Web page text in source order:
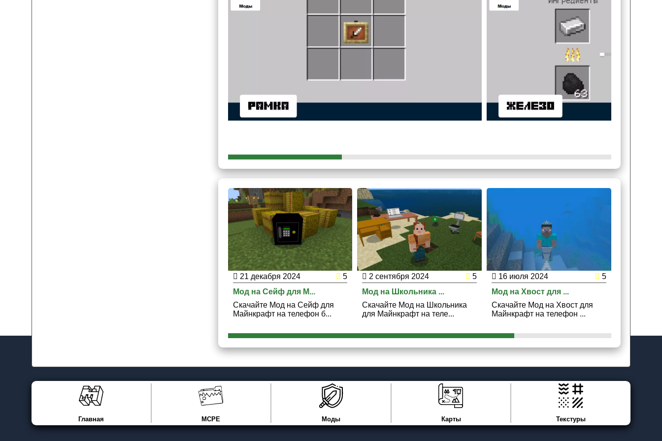
сверху в правый низ:
изумруд;
Крафт является одним из самых дорогих, но авторы мода на умножение предметов посчитали, что это
достойная оплата столь всемогущей вещи.
21 декабря 2024
5
Мод на Сейф для M...
Скачайте Мод на Сейф для
Майнкрафт на телефон б...
2 сентября 2024
5
Мод на Школьника ...
Скачайте Мод на Школьника
для Майнкрафт на теле...
16 июля 2024
5
Мод на Хвост для ...
Скачайте Мод на Хвост для
Майнкрафт на телефон ...
Главная MCPE Моды Карты Текстуры